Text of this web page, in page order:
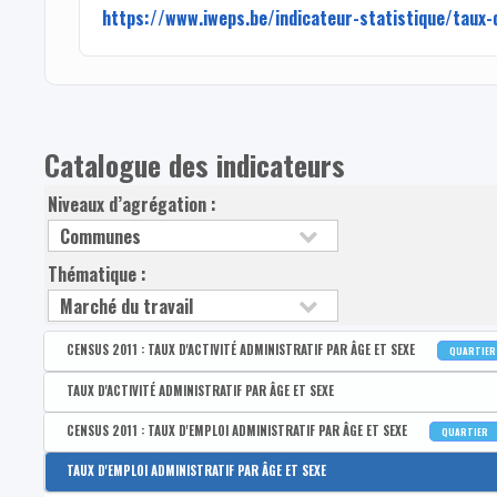
https://www.iweps.be/indicateur-statistique/
Catalogue des indicateurs
Niveaux d’agrégation :
Thématique :
CENSUS 2011 : TAUX D'ACTIVITÉ ADMINISTRATIF PAR ÂGE ET SEXE QUARTIER
Disponible par :Commune - Arrondissement - Province - Bassin EFE - Zone de
CENSUS 2011 : Taux d'activité administratif des 15-64 ans
CENSUS 2011 : Taux d'activité administratif des hommes de
CENSUS 2011 : Taux d'activité administratif des femmes de
TAUX D'ACTIVITÉ ADMINISTRATIF PAR ÂGE ET SEXE
Disponible par : Commune - Arrondissement - Province - Bassin EFE - Zone de
Taux d'activité administratif des 15-64 ans
CENSUS 2011 : TAUX D'EMPLOI ADMINISTRATIF PAR ÂGE ET SEXE QUARTIER
Disponible par :Commune - Arrondissement - Province - Bassin EFE - Zone de
TAUX D'EMPLOI ADMINISTRATIF PAR ÂGE ET SEXE